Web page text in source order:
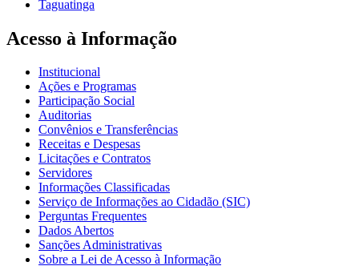
Taguatinga
Acesso à Informação
Institucional
Ações e Programas
Participação Social
Auditorias
Convênios e Transferências
Receitas e Despesas
Licitações e Contratos
Servidores
Informações Classificadas
Serviço de Informações ao Cidadão (SIC)
Perguntas Frequentes
Dados Abertos
Sanções Administrativas
Sobre a Lei de Acesso à Informação